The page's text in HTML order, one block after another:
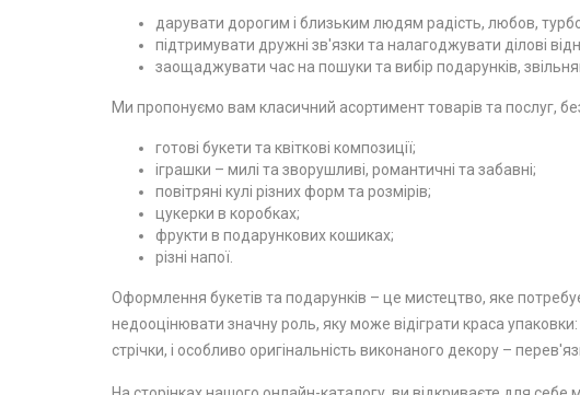
дарувати дорогим і близьким людям радість, любов,
підтримувати дружні зв'язки та налагоджувати ділові
заощаджувати час на пошуки та вибір подарунків,
Ми пропонуємо вам класичний асортимент товарів та послуг,
готові букети та квіткові композиції;
іграшки – милі та зворушливі, романтичні та забавні;
повітряні кулі різних форм та розмірів;
цукерки в коробках;
фрукти в подарункових кошиках;
різні напої.
Оформлення букетів та подарунків – це мистецтво, яке
недооцінювати значну роль, яку може відіграти краса
стрічки, і особливо оригінальність виконаного декору –